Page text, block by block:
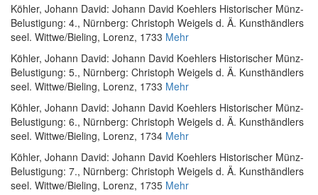
Köhler, Johann David: Johann David Koehlers Historischer Münz-
Belustigung: 4., Nürnberg: Christoph Weigels d. Ä. Kunsthändlers
seel. Wittwe/Bieling, Lorenz, 1733 Mehr
Köhler, Johann David: Johann David Koehlers Historischer Münz-
Belustigung: 5., Nürnberg: Christoph Weigels d. Ä. Kunsthändlers
seel. Wittwe/Bieling, Lorenz, 1733 Mehr
Köhler, Johann David: Johann David Koehlers Historischer Münz-
Belustigung: 6., Nürnberg: Christoph Weigels d. Ä. Kunsthändlers
seel. Wittwe/Bieling, Lorenz, 1734 Mehr
Köhler, Johann David: Johann David Koehlers Historischer Münz-
Belustigung: 7., Nürnberg: Christoph Weigels d. Ä. Kunsthändlers
seel. Wittwe/Bieling, Lorenz, 1735 Mehr